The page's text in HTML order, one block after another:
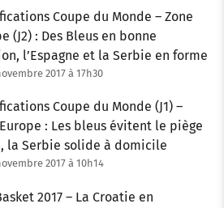
Coupe du Monde – Zone
(J2) : Des Bleus en bonne
l’Espagne et la Serbie en forme
2017 à 17h30
Coupe du Monde (J1) –
: Les bleus évitent le piège
la Serbie solide à domicile
2017 à 10h14
2017 – La Croatie en